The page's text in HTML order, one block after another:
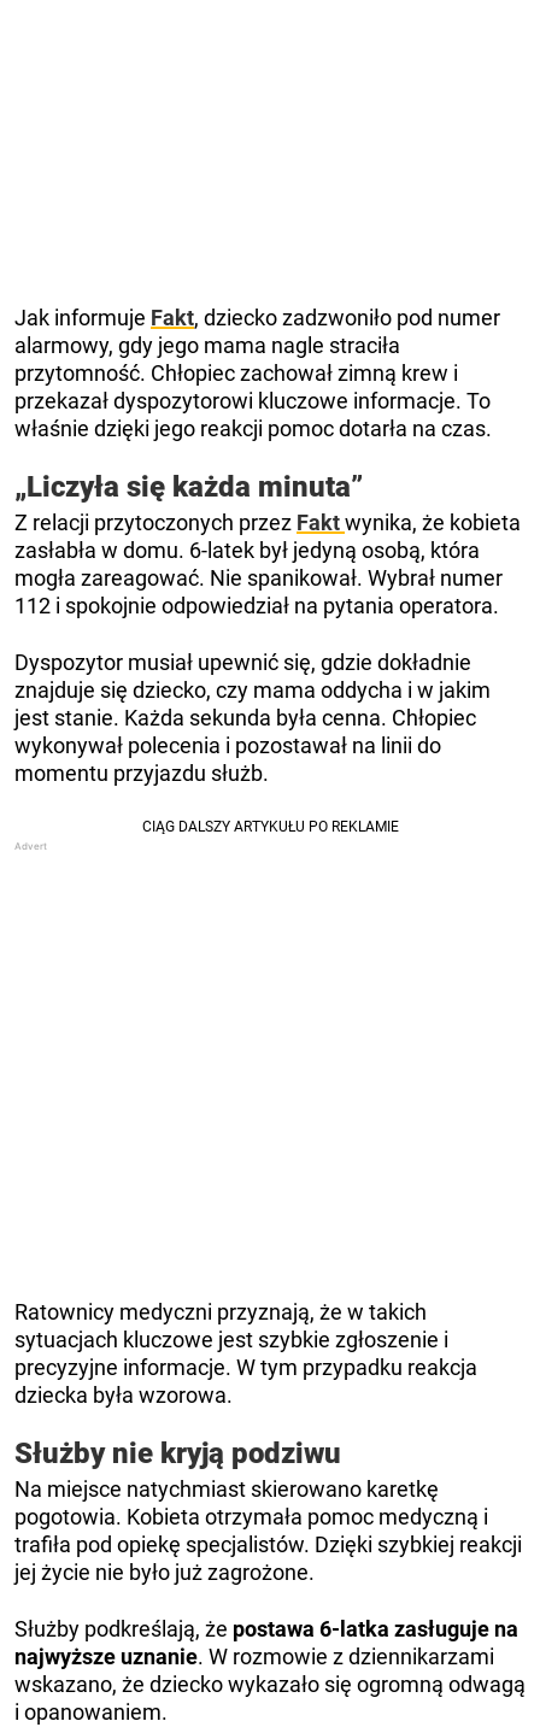
Jak informuje Fakt, dziecko zadzwoniło pod numer
alarmowy, gdy jego mama nagle straciła
przytomność. Chłopiec zachował zimną krew i
przekazał dyspozytorowi kluczowe informacje. To
właśnie dzięki jego reakcji pomoc dotarła na czas.
„Liczyła się każda minuta”
Z relacji przytoczonych przez Faktwynika, że kobieta
zasłabła w domu. 6-latek był jedyną osobą, która
mogła zareagować. Nie spanikował. Wybrał numer
112 i spokojnie odpowiedział na pytania operatora.
Dyspozytor musiał upewnić się, gdzie dokładnie
znajduje się dziecko, czy mama oddycha i w jakim
jest stanie. Każda sekunda była cenna. Chłopiec
wykonywał polecenia i pozostawał na linii do
momentu przyjazdu służb.
Ratownicy medyczni przyznają, że w takich
sytuacjach kluczowe jest szybkie zgłoszenie i
precyzyjne informacje. W tym przypadku reakcja
dziecka była wzorowa.
Służby nie kryją podziwu
Na miejsce natychmiast skierowano karetkę
pogotowia. Kobieta otrzymała pomoc medyczną i
trafiła pod opiekę specjalistów. Dzięki szybkiej reakcji
jej życie nie było już zagrożone.
Służby podkreślają, że postawa 6-latka zasługuje na
najwyższe uznanie. W rozmowie z dziennikarzami
wskazano, że dziecko wykazało się ogromną odwagą
i opanowaniem.